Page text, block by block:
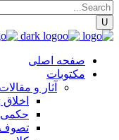
صفحه اصلی
مکتوبات
آثار و مقالات
حکمی
تصوف